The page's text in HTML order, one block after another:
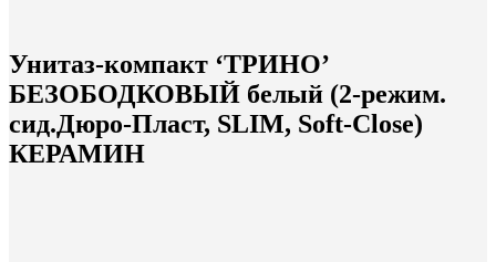
Унитаз-компакт ‘ТРИНО’
БЕЗОБОДКОВЫЙ белый (2-режим.
сид.Дюро-Пласт, SLIM, Soft-Close)
КЕРАМИН